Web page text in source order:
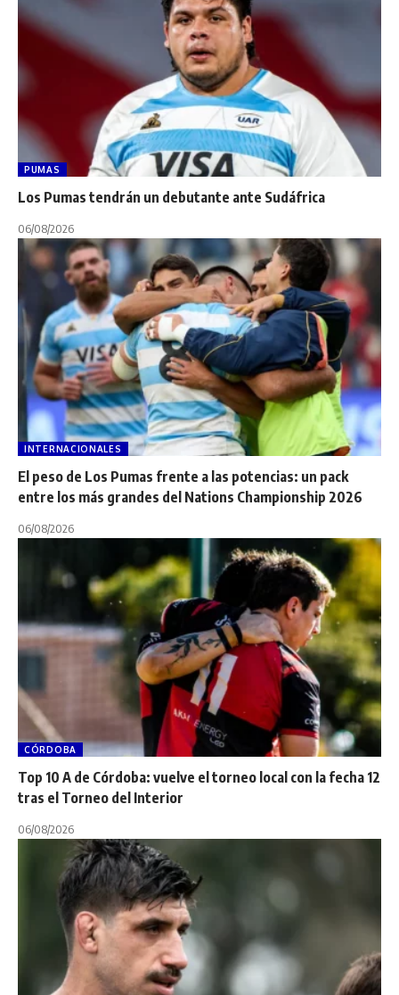
PUMAS
Los Pumas tendrán un debutante ante Sudáfrica
06/08/2026
INTERNACIONALES
El peso de Los Pumas frente a las potencias: un pack
entre los más grandes del Nations Championship 2026
06/08/2026
CÓRDOBA
Top 10 A de Córdoba: vuelve el torneo local con la fecha 12
tras el Torneo del Interior
06/08/2026